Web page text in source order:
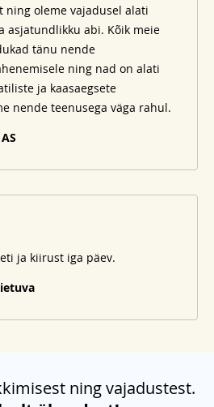
ning oleme vajadusel alati
asjatundlikku abi. Kõik meie
tänu nende
ning nad on alati
ja kaasaegsete
nende teenusega väga rahul.
ja kiirust iga päev.
ning vajadustest.